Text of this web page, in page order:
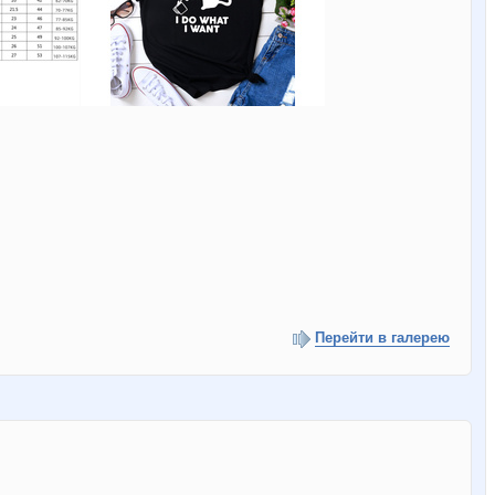
Перейти в галерею